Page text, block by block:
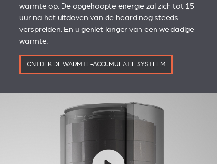
warmte op. De opgehoopte energie zal zich tot 15
uur na het uitdoven van de haard nog steeds
verspreiden. En u geniet langer van een weldadige
warmte.
ONTDEK DE WARMTE-ACCUMULATIE SYSTEEM